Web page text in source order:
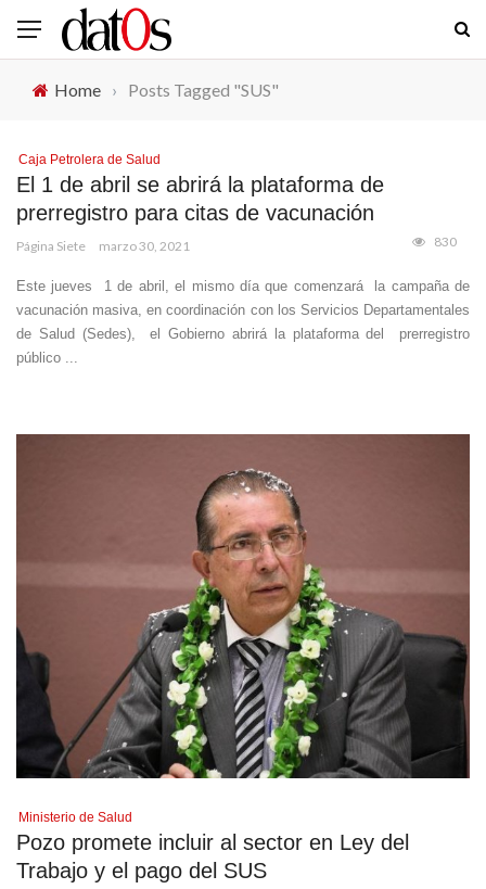
Home › Posts Tagged "SUS"
Caja Petrolera de Salud
El 1 de abril se abrirá la plataforma de
prerregistro para citas de vacunación
Página Siete marzo 30, 2021 830
Este jueves 1 de abril, el mismo día que comenzará la campaña de
vacunación masiva, en coordinación con los Servicios Departamentales
de Salud (Sedes), el Gobierno abrirá la plataforma del prerregistro
público ...
Ministerio de Salud
Pozo promete incluir al sector en Ley del
Trabajo y el pago del SUS